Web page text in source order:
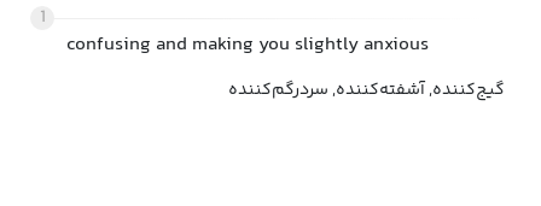
1
confusing and making you slightly anxious
گیج‌کننده, آشفته‌کننده, سردرگم‌کننده